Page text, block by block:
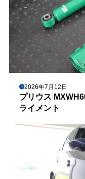
2026年7月12日
プリウス
ライメント